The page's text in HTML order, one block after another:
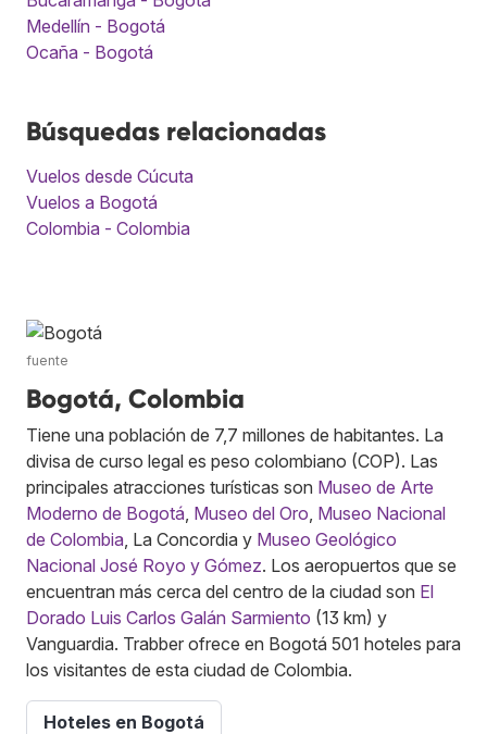
Medellín - Bogotá
Ocaña - Bogotá
Búsquedas relacionadas
Vuelos desde Cúcuta
Vuelos a Bogotá
Colombia - Colombia
fuente
Bogotá, Colombia
Tiene una población de 7,7 millones de habitantes. La
divisa de curso legal es peso colombiano (COP). Las
principales atracciones turísticas son Museo de Arte
Moderno de Bogotá Museo del Oro Museo Nacional
de Colombia , La Concordia y Museo Geológico
Nacional José Royo y Gómez. Los aeropuertos que se
encuentran más cerca del centro de la ciudad son El
Dorado Luis Carlos Galán Sarmiento (13 km) y
Vanguardia. Trabber ofrece en Bogotá 501 hoteles para
los visitantes de esta ciudad de Colombia.
Hoteles en Bogotá